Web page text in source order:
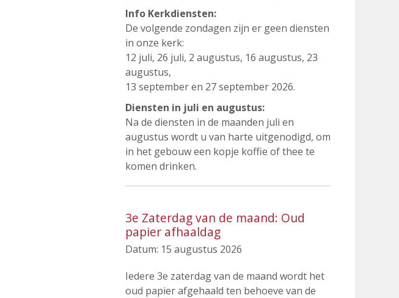
Info Kerkdiensten:
De volgende zondagen zijn er geen diensten
in onze kerk:
12 juli, 26 juli, 2 augustus, 16 augustus, 23
augustus,
13 september en 27 september 2026.
Diensten in juli en augustus:
Na de diensten in de maanden juli en
augustus wordt u van harte uitgenodigd, om
in het gebouw een kopje koffie of thee te
komen drinken.
3e Zaterdag van de maand: Oud
papier afhaaldag
Datum: 15 augustus 2026
Iedere 3e zaterdag van de maand wordt het
oud papier afgehaald ten behoeve van de